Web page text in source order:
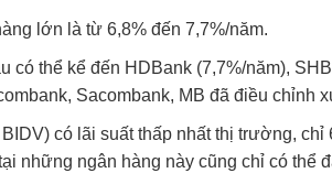
lớn là từ 6,8% đến 7,7%/năm.
có thể kể đến HDBank (7,7%/năm),
Sacombank, MB đã điều chỉnh
có lãi suất thấp nhất thị trường, chỉ
những ngân hàng này cũng chỉ có thể